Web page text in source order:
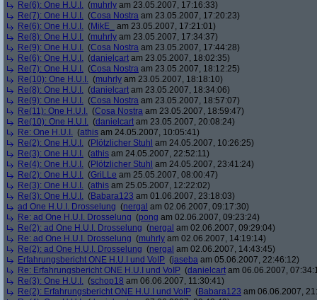
Re(6): One H.U.I. (muhrly am 23.05.2007, 17:16:33)
Re(7): One H.U.I. (Cosa Nostra am 23.05.2007, 17:20:23)
Re(6): One H.U.I. (MikE_
am 23.05.2007, 17:21:01)
Re(8): One H.U.I. (muhrly am 23.05.2007, 17:34:37)
Re(9): One H.U.I. (Cosa Nostra am 23.05.2007, 17:44:28)
Re(6): One H.U.I. (danielcart am 23.05.2007, 18:02:35)
Re(7): One H.U.I. (Cosa Nostra am 23.05.2007, 18:12:25)
Re(10): One H.U.I. (muhrly am 23.05.2007, 18:18:10)
Re(8): One H.U.I. (danielcart am 23.05.2007, 18:34:06)
Re(9): One H.U.I. (Cosa Nostra am 23.05.2007, 18:57:07)
Re(11): One H.U.I. (Cosa Nostra am 23.05.2007, 18:59:47)
Re(10): One H.U.I. (danielcart am 23.05.2007, 20:08:24)
Re: One H.U.I. (athis am 24.05.2007, 10:05:41)
Re(2): One H.U.I. (Plötzlicher Stuhl am 24.05.2007, 10:26:25)
Re(3): One H.U.I. (athis am 24.05.2007, 22:52:11)
Re(4): One H.U.I. (Plötzlicher Stuhl am 24.05.2007, 23:41:24)
Re(2): One H.U.I. (GriLLe am 25.05.2007, 08:00:47)
Re(3): One H.U.I. (athis am 25.05.2007, 12:22:02)
Re(3): One H.U.I. (Babara123 am 01.06.2007, 23:18:03)
ad One H.U.I. Drosselung (nergal am 02.06.2007, 09:17:30)
Re: ad One H.U.I. Drosselung (pong am 02.06.2007, 09:23:24)
Re(2): ad One H.U.I. Drosselung (nergal am 02.06.2007, 09:29:04)
Re: ad One H.U.I. Drosselung (muhrly am 02.06.2007, 14:19:14)
Re(2): ad One H.U.I. Drosselung (nergal am 02.06.2007, 14:43:45)
Erfahrungsbericht ONE H.U.I und VoIP (jaseba am 05.06.2007, 22:46:12)
Re: Erfahrungsbericht ONE H.U.I und VoIP (danielcart am 06.06.2007,
Re(3): One H.U.I. (schop18 am 06.06.2007, 11:30:41)
Re(2): Erfahrungsbericht ONE H.U.I und VoIP (Babara123 am 06.06.2007,